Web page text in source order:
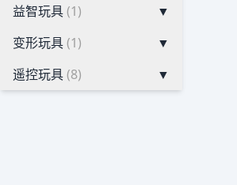
益智玩具(1)
▼
变形玩具(1)
▼
遥控玩具(8) ▼